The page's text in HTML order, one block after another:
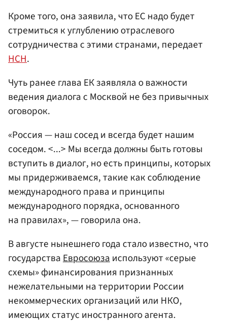
Кроме того, она заявила, что ЕС надо будет
стремиться к углублению отраслевого
сотрудничества с этими странами, передает
НСН.
Чуть ранее глава ЕК заявляла о важности
ведения диалога с Москвой не без привычных
оговорок.
«Россия — наш сосед и всегда будет нашим
соседом. <...> Мы всегда должны быть готовы
вступить в диалог, но есть принципы, которых
мы придерживаемся, такие как соблюдение
международного права и принципы
международного порядка, основанного
на правилах», — говорила она.
В августе нынешнего года стало известно, что
государстваЕвросоюзаиспользуют «серые
схемы» финансирования признанных
нежелательными на территории России
некоммерческих организаций или НКО,
имеющих статус иностранного агента.